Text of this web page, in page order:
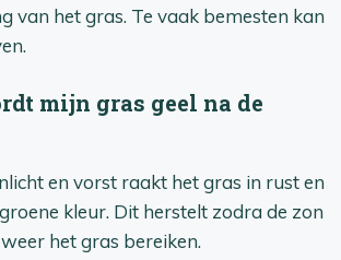
van het gras. Te vaak bemesten kan
mijn gras geel na de
en vorst raakt het gras in rust en
kleur. Dit herstelt zodra de zon
het gras bereiken.